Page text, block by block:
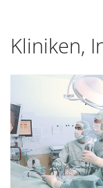
Kliniken,